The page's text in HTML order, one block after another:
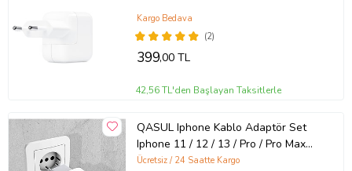
(2)
Kargo Bedava
399,00 TL
42,56 TL'den Başlayan Taksitlerle
QASUL Iphone Kablo Adaptör Set
Iphone 11 / 12 / 13 / Pro / Pro Max
Uyumlu Şarj Aleti Seti
Ücretsiz / 24 Saatte Kargo